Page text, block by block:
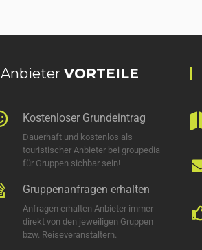
Anbieter VORTEILE
Kostenloser Grundeintrag
Dauerhaft und kostenlos als
touristischer Anbieter bei groupedia
für Gruppen sichbar sein!
Gruppenanfragen erhalten
Anfragen erhalten Anbieter immer
direkt von den jeweiligen Gruppen
bzw. Reiseveranstaltern.